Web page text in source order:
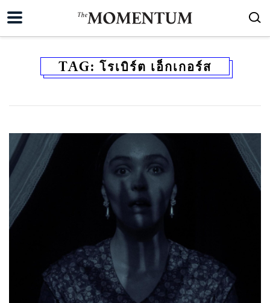
TAG: โรเบิร์ต เอ็กเกอร์ส